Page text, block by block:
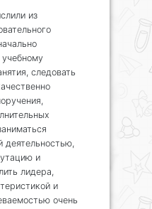
из
учебному
следовать
деятельностью,
и
лидера,
и
очень